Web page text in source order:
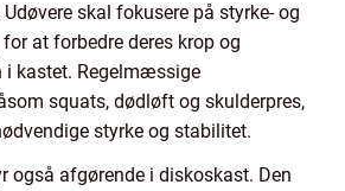
skal fokusere på styrke- og
at forbedre deres krop og
i kastet. Regelmæssige
squats, dødløft og skulderpres,
styrke og stabilitet.
også afgørende i diskoskast. Den